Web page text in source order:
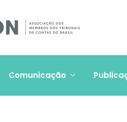
Comunicação